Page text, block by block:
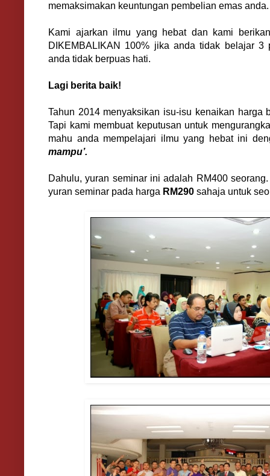
memaksimakan keuntungan pembelian emas anda.
Kami ajarkan ilmu yang hebat dan kami
DIKEMBALIKAN 100% jika anda tidak belajar 3
anda tidak berpuas hati.
Lagi berita baik!
Tahun 2014 menyaksikan isu-isu kenaikan harga
Tapi kami membuat keputusan untuk
mahu anda mempelajari ilmu yang hebat ini
mampu’.
Dahulu, yuran seminar ini adalah RM400
yuran seminar pada harga RM290 sahaja untuk